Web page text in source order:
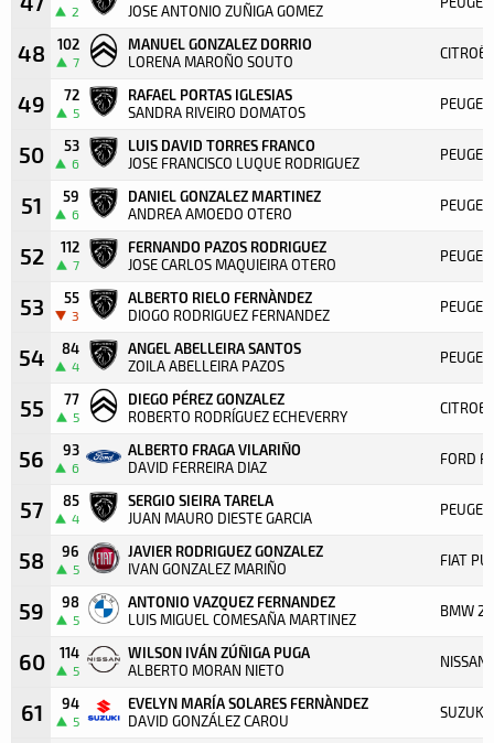
2 JOSE ANTONIO ZUÑIGA GOMEZ
48 102
7
MANUEL GONZALEZ DORRIO
LORENA MAROÑO SOUTO
49 72
5
RAFAEL PORTAS IGLESIAS
SANDRA RIVEIRO DOMATOS
50 53
6
LUIS DAVID TORRES FRANCO
JOSE FRANCISCO LUQUE RODRIGUEZ
51 59
6
DANIEL GONZALEZ MARTINEZ
ANDREA AMOEDO OTERO
52 112
7
FERNANDO PAZOS RODRIGUEZ
JOSE CARLOS MAQUIEIRA OTERO
53 55
3
ALBERTO RIELO FERNÀNDEZ
DIOGO RODRIGUEZ FERNANDEZ
54 84
4
ANGEL ABELLEIRA SANTOS
ZOILA ABELLEIRA PAZOS
55 77
5
DIEGO PÉREZ GONZALEZ
ROBERTO RODRÍGUEZ ECHEVERRY
56 93
6
ALBERTO FRAGA VILARIÑO
DAVID FERREIRA DIAZ FORD
57 85
4
SERGIO SIEIRA TARELA
JUAN MAURO DIESTE GARCIA
58 96
5
JAVIER RODRIGUEZ GONZALEZ
IVAN GONZALEZ MARIÑO FIAT
59 98
5
ANTONIO VAZQUEZ FERNANDEZ
LUIS MIGUEL COMESAÑA MARTINEZ BMW
60 114
5
WILSON IVÁN ZÚÑIGA PUGA
ALBERTO MORAN NIETO NISSAN
61 94
5
EVELYN MARÍA SOLARES FERNÀNDEZ
DAVID GONZÁLEZ CAROU SUZUKI